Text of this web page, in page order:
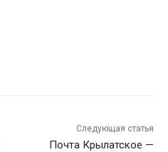
Следующая статья
Почта Крылатское —